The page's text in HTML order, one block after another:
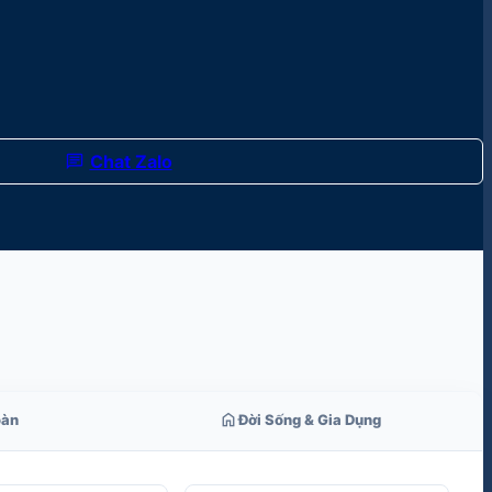
chat Chat Zalo
homeĐời Sống & Gia Dụng